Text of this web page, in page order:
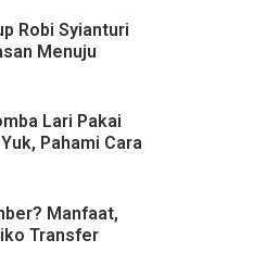
Robi Syianturi
Menuju
Lari Pakai
Pahami Cara
Manfaat,
Transfer